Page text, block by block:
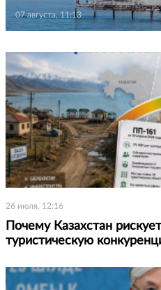
07 августа, 11:13
26 июля, 12:16
Почему Казахстан
туристическую